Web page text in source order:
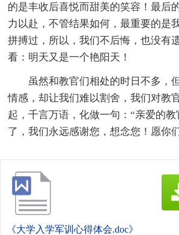
的是丰收后喜悦而甜美的笑容！最后
力以赴，不管结果如何，最重要的是
拼搏过，所以，我们不后悔，也没有
看：明天又是一个艳阳天！
虽然和教官们相处的时日不多，
情感，却让我们难以割舍，我们对教
起，千言万语，化做一句：“亲爱的
了，我们永远感谢您，想念您！愿你
《大学入学军训心得体会.doc》